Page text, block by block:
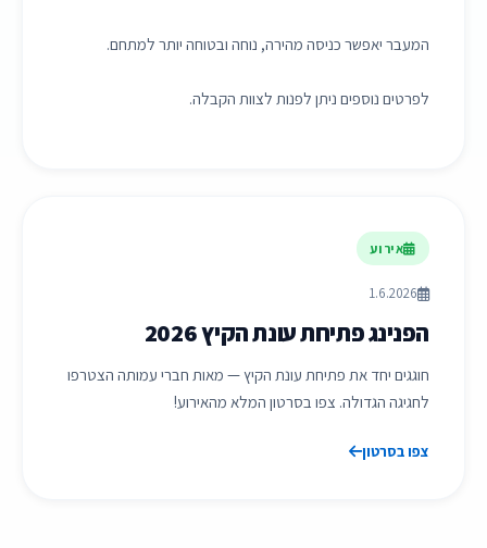
המעבר יאפשר כניסה מהירה, נוחה ובטוחה יותר למתחם.
לפרטים נוספים ניתן לפנות לצוות הקבלה.
אירוע
1.6.2026
הפנינג פתיחת עונת הקיץ 2026
חוגגים יחד את פתיחת עונת הקיץ — מאות חברי עמותה הצטרפו
לחגיגה הגדולה. צפו בסרטון המלא מהאירוע!
צפו בסרטון